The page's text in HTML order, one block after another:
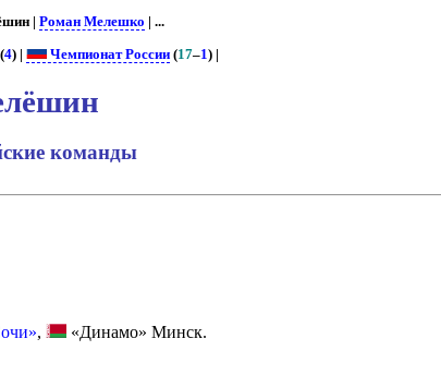
| Роман Мелешко | ...
4) | Чемпионат России(17–1) |
команды
, «Динамо» Минск.